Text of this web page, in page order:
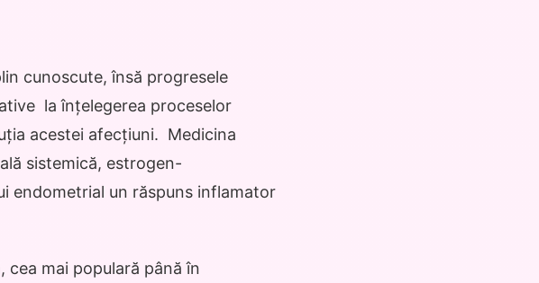
cunoscute, însă progresele
la înțelegerea proceselor
acestei afecțiuni. Medicina
sistemică, estrogen-
endometrial un răspuns inflamator
cea mai populară până în